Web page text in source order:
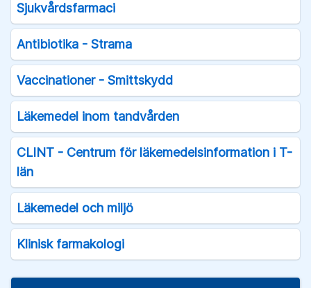
Sjukvårdsfarmaci
Antibiotika - Strama
Vaccinationer - Smittskydd
Läkemedel inom tandvården
CLINT - Centrum för läkemedelsinformation i T-
län
Läkemedel och miljö
Klinisk farmakologi